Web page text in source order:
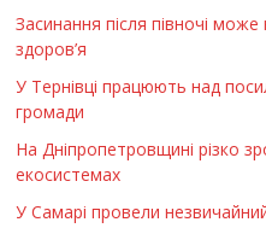
Засинання після півночі
здоров’я
У Тернівці працюють над
громади
На Дніпропетровщині різко
екосистемах
У Самарі провели